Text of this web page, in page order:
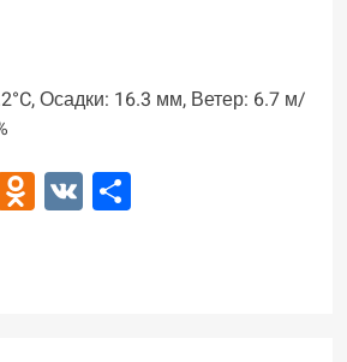
Осадки: 16.3 мм, Ветер: 6.7 м/
Odnoklassniki
VK